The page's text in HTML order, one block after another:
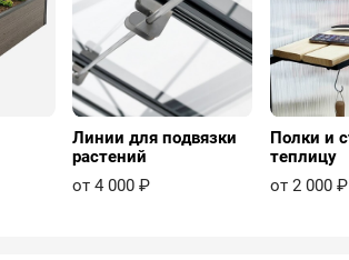
Линии для подвязки
растений
от 4 000 ₽
Полки и
теплицу
от 2 000 ₽